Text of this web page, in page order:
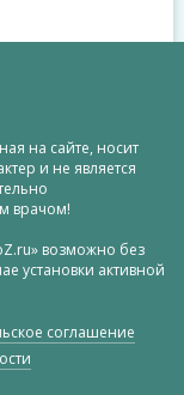
на сайте, носит
и не является
врачом!
возможно без
установки активной
соглашение